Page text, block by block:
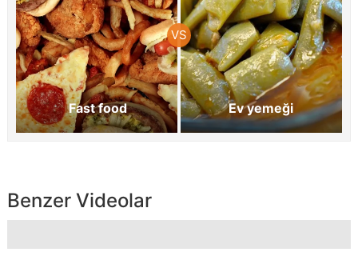
Fast food Ev yemeği
Benzer Videolar